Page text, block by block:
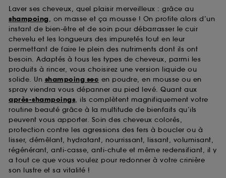
Laver ses cheveux, quel plaisir merveilleux : grâce au
shampoing, on masse et ça mousse ! On profite alors d’un
instant de bien-être et de soin pour débarrasser le cuir
chevelu et les longueurs des impuretés tout en leur
permettant de faire le plein des nutriments dont ils ont
besoin. Adaptés à tous les types de cheveux, parmi les
produits à rincer, vous choisirez une version liquide ou
solide. Un shampoing sec en poudre, en mousse ou en
spray viendra vous dépanner au pied levé. Quant aux
après-shampoings, ils complètent magnifiquement votre
routine beauté grâce à la multitude de bienfaits qu’ils
peuvent vous apporter. Soin des cheveux colorés,
protection contre les agressions des fers à boucler ou à
lisser, démêlant, hydratant, nourrissant, lissant, volumisant,
régénérant, anti-casse, anti-chute et même redensifiant, il y
a tout ce que vous voulez pour redonner à votre crinière
son lustre et sa vitalité !